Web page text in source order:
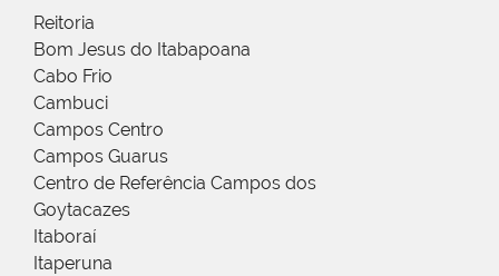
Reitoria
Bom Jesus do Itabapoana
Cabo Frio
Cambuci
Campos Centro
Campos Guarus
Centro de Referência Campos dos
Goytacazes
Itaboraí
Itaperuna